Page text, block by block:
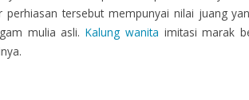
tersebut mempunyai nilai juang
mulia asli.Kalung wanita imitasi marak